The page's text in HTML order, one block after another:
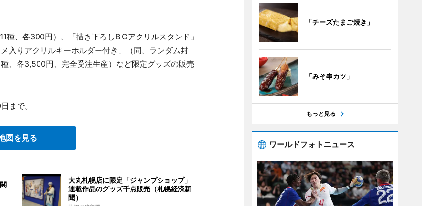
、各300円）、「描き下ろしBIGアクリルスタンド」
入りアクリルキーホルダー付き」（同、ランダム封
、各3,500円、完全受注生産）など限定グッズの販売
まで。
図を見る
大丸札幌店に限定「ジャンプショップ」
連載作品のグッズ千点販売（札幌経済新
聞）
「チーズたまご焼き」
「みそ串カツ」
もっと見る
ワールドフォトニュース